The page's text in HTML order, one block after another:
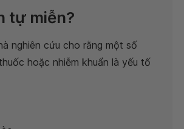
tự miễn?
nghiên cứu cho rằng một số
hoặc nhiễm khuẩn là yếu tố